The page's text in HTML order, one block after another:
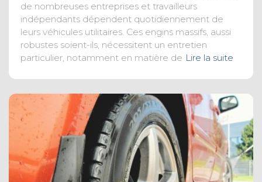
de nombreuses entreprises et travailleurs
indépendants dépendent quotidiennement de
leurs véhicules utilitaires. Ces engins massifs, aussi
robustes soient-ils, nécessitent un entretien
particulier, notamment en matière de Lire la suite